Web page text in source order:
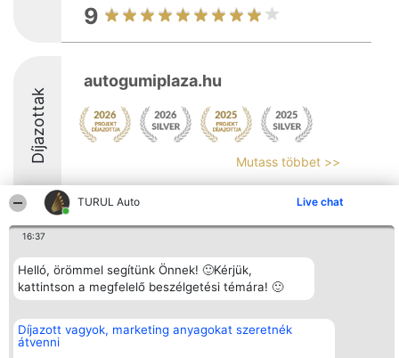
TURUL Auto Live chat
16:37
Helló, örömmel segítünk Önnek! 🙂Kérjük,
kattintson a megfelelő beszélgetési témára! 🙂
Díjazott vagyok, marketing anyagokat szeretnék
átvenni
9
Díjazottak
autogumiplaza.hu
Mutass többet >>
9
Rangsorszervező
SC Beautiful Company S.R.L.
Bulevardul Aleea Timișul De
Sus Nr. 2, Bl. A30, Sc. A, Et.
Bukarest 53-238
Adószám 36737675
Népszavazás
Nyertesek
Az összes
díjazottak
Szabályok
Státusz
Elérhetőség